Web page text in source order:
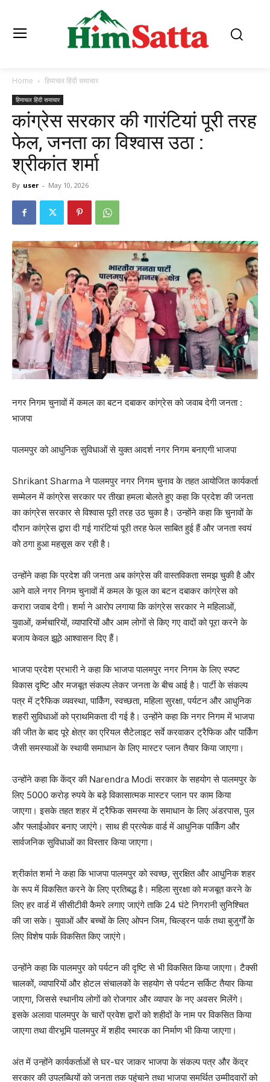
News Week
Home हिमाचल हिंदी समाचार
हिमाचल हिंदी समाचार
कांग्रेस सरकार की गारंटियां पूरी तरह
फेल, जनता का विश्वास उठा :
श्रीकांत शर्मा
By user - May 10, 2026
नगर निगम चुनावों में कमल का बटन दबाकर कांग्रेस को जवाब देगी जनता :
भाजपा
पालमपुर को आधुनिक सुविधाओं से युक्त आदर्श नगर निगम बनाएगी भाजपा
Shrikant Sharma ने पालमपुर नगर निगम चुनाव के तहत आयोजित कार्यकर्ता
सम्मेलन में कांग्रेस सरकार पर तीखा हमला बोलते हुए कहा कि प्रदेश की जनता
का कांग्रेस सरकार से विश्वास पूरी तरह उठ चुका है। उन्होंने कहा कि चुनावों के
दौरान कांग्रेस द्वारा दी गई गारंटियां पूरी तरह फेल साबित हुई हैं और जनता स्वयं
को ठगा हुआ महसूस कर रही है।
उन्होंने कहा कि प्रदेश की जनता अब कांग्रेस की वास्तविकता समझ चुकी है और
आने वाले नगर निगम चुनावों में कमल के फूल का बटन दबाकर कांग्रेस को
करारा जवाब देगी। शर्मा ने आरोप लगाया कि कांग्रेस सरकार ने महिलाओं,
युवाओं, कर्मचारियों, व्यापारियों और आम लोगों से किए गए वादों को पूरा करने के
बजाय केवल झूठे आश्वासन दिए हैं।
भाजपा प्रदेश प्रभारी ने कहा कि भाजपा पालमपुर नगर निगम के लिए स्पष्ट
विकास दृष्टि और मजबूत संकल्प लेकर जनता के बीच आई है। पार्टी के संकल्प
पत्र में ट्रैफिक व्यवस्था, पार्किंग, स्वच्छता, महिला सुरक्षा, पर्यटन और आधुनिक
शहरी सुविधाओं को प्राथमिकता दी गई है। उन्होंने कहा कि नगर निगम में भाजपा
की जीत के बाद पूरे क्षेत्र का एरियल सैटेलाइट सर्वे करवाकर ट्रैफिक और पार्किंग
जैसी समस्याओं के स्थायी समाधान के लिए मास्टर प्लान तैयार किया जाएगा।
उन्होंने कहा कि केंद्र की Narendra Modi सरकार के सहयोग से पालमपुर के
लिए 5000 करोड़ रुपये के बड़े विकासात्मक मास्टर प्लान पर काम किया
जाएगा। इसके तहत शहर में ट्रैफिक समस्या के समाधान के लिए अंडरपास, पुल
और फ्लाईओवर बनाए जाएंगे। साथ ही प्रत्येक वार्ड में आधुनिक पार्किंग और
सार्वजनिक सुविधाओं का विस्तार किया जाएगा।
श्रीकांत शर्मा ने कहा कि भाजपा पालमपुर को स्वच्छ, सुरक्षित और आधुनिक शहर
के रूप में विकसित करने के लिए प्रतिबद्ध है। महिला सुरक्षा को मजबूत करने के
लिए हर वार्ड में सीसीटीवी कैमरे लगाए जाएंगे ताकि 24 घंटे निगरानी सुनिश्चित
की जा सके। युवाओं और बच्चों के लिए ओपन जिम, चिल्ड्रन पार्क तथा बुजुर्गों के
लिए विशेष पार्क विकसित किए जाएंगे।
उन्होंने कहा कि पालमपुर को पर्यटन की दृष्टि से भी विकसित किया जाएगा। टैक्सी
चालकों, व्यापारियों और होटल संचालकों के सहयोग से पर्यटन सर्किट तैयार किया
जाएगा, जिससे स्थानीय लोगों को रोजगार और व्यापार के नए अवसर मिलेंगे।
इसके अलावा पालमपुर के चारों प्रवेश द्वारों को शहीदों के नाम पर विकसित किया
जाएगा तथा वीरभूमि पालमपुर में शहीद स्मारक का निर्माण भी किया जाएगा।
अंत में उन्होंने कार्यकर्ताओं से घर-घर जाकर भाजपा के संकल्प पत्र और केंद्र
सरकार की उपलब्धियों को जनता तक पहुंचाने तथा भाजपा समर्थित उम्मीदवारों को